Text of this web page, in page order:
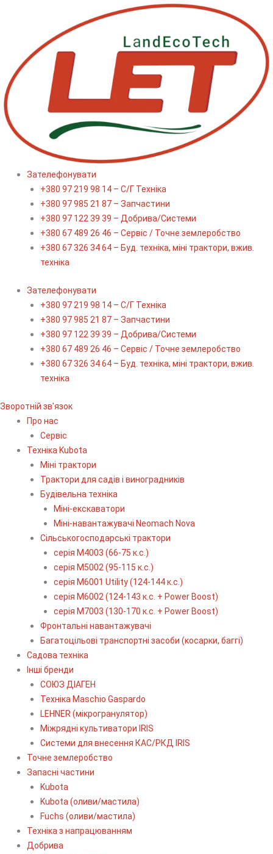
Зателефонувати
+380 97 219 98 14 – С/Г Техніка
+380 97 985 21 87 – Запчастини
+380 97 122 39 39 – Добрива/Cистеми
+380 67 489 26 46 – Сервіс / Точне землеробство
+380 67 326 34 64 – Буд. техніка, міні трактори, вжив.
техніка
Зателефонувати
+380 97 219 98 14 – С/Г Техніка
+380 97 985 21 87 – Запчастини
+380 97 122 39 39 – Добрива/Cистеми
+380 67 489 26 46 – Сервіс / Точне землеробство
+380 67 326 34 64 – Буд. техніка, міні трактори, вжив.
техніка
Зворотній зв'язок
Про нас
Сервіс
Технiка Kubota
Міні трактори
Трактори для садів і виноградників
Будівельна техніка
Міні-екскаватори
Міні-навантажувачі Neomach Nova
Сільськогосподарські трактори
серія М4003 (66-75 к.с.)
серія М5002 (95-115 к.с.)
серія M6001 Utility (124-144 к.с.)
серія М6002 (124-143 к.с. + Power Boost)
серія М7003 (130-170 к.с. + Power Boost)
Фронтальні навантажувачі
Багатоцільові транспортні засоби (косарки, баггі)
Садова техніка
Інші бренди
СОЮЗ ДІАГЕН
Техніка Maschio Gaspardo
LEHNER (мікрогранулятор)
Міжрядні культиватори IRIS
Системи для внесення КАС/РКД IRIS
Точне землеробство
Запасні частини
Kubota
Kubota (оливи/мастила)
Fuchs (оливи/мастила)
Техніка з напрацюванням
Добрива